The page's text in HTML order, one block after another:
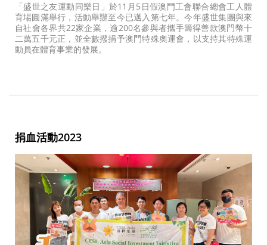
「盛世之友運動同樂日」於11月5日假澳門工會聯合總會工人體
育場圓滿舉行，活動舉辦至今已邁入第七年。今年盛世集團與來
自社會各界共22家企業，逾200名參與者攜手籌得善款澳門幣十
二萬五千元正，並全數撥捐予澳門特殊奧運會，以支持其特殊運
動員在體育事業的發展。
捐血活動2023